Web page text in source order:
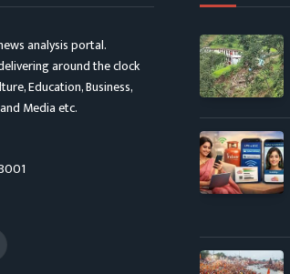
analysis portal.
around the clock
Education, Business,
Media etc.